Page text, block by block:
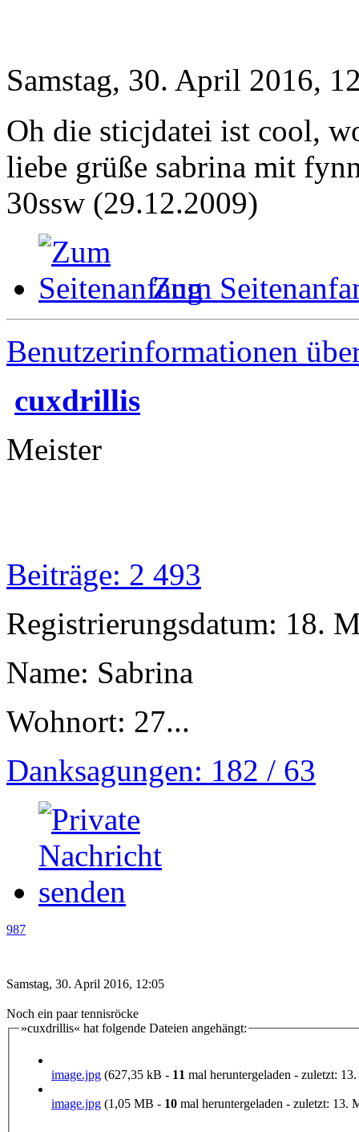
Samstag, 30. April 2016,
Oh die sticjdatei ist cool,
liebe grüße sabrina mit
30ssw (29.12.2009)
Zum
Benutzerinformationen
cuxdrillis
Meister
Beiträge: 2 493
Registrierungsdatum: 18.
Name: Sabrina
Wohnort: 27...
Danksagungen: 182 / 63
987
Samstag, 30. April 2016, 12:05
Noch ein paar tennisröcke
»cuxdrillis« hat folgende Dateien angehängt:
image.jpg (627,35 kB - 11 mal heruntergeladen - zuletzt:
image.jpg (1,05 MB - 10 mal heruntergeladen - zuletzt: 13.